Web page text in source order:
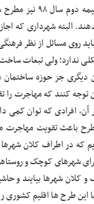
نخواهد داشت.
بدهند. البته شهرداری
روی مسائل از نظر
ندارد؛ ولی تبعات
جز حوزه ساختمان
توجه کنند که مهاجرت
آن، افرادی که توان کمی
باعث تقویت
نفری داریم که در اطراف
شهرهای کوچک و
کلان شهرها بیایند و
طرح ها اقلیم کشوری